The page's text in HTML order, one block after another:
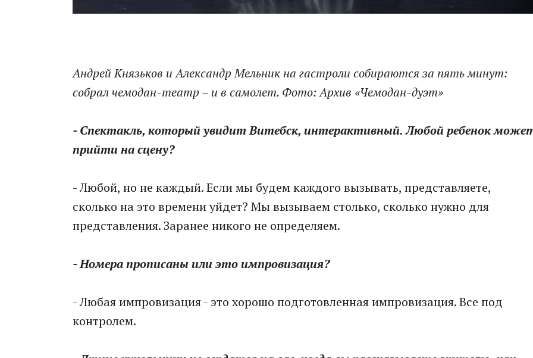
Андрей Князьков и Александр Мельник на гастроли собираются за пять минут:
собрал чемодан-театр – и в самолет. Фото: Архив «Чемодан-дуэт»
- Спектакль, который увидит Витебск, интерактивный. Любой ребенок
прийти на сцену?
- Любой, но не каждый. Если мы будем каждого вызывать, представляете,
сколько на это времени уйдет? Мы вызываем столько, сколько нужно для
представления. Заранее никого не определяем.
- Номера прописаны или это импровизация?
- Любая импровизация - это хорошо подготовленная импровизация. Все под
контролем.